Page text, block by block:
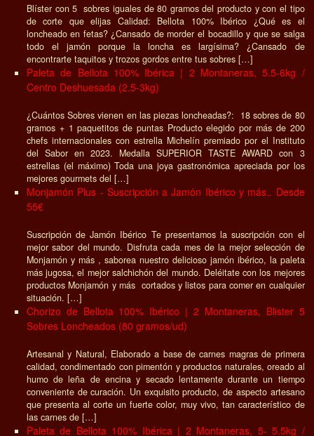
Blíster con 5 sobres iguales de 80 gramos del producto y con el tipo
de corte que elijas Calidad: Bellota 100% Ibérico ¿Qué es el
loncheado en fetas? ¿Cansado de morder el bocadillo y que se salga
todo el jamón porque la loncha es largísima? ¿Cansado de
encontrarte taquitos y trozos gordos entre tus sobres […]
Paleta de Bellota 100% Ibérica | 2 Montaneras, 5.5-6kg /
Centro Deshuesada (2.5-3kg)
¿Cuántos Sobres vienen en las piezas loncheadas?: 18 sobres de 80
gramos + 1 paquetitos de puntas Producto elegido por más de 200
chefs internacionales con estrella Michelín premiado por el Instituto
del Sabor en 2023. Medalla SUPERIOR TASTE AWARD con 3
estrellas (el máximo) Toda una joya gastronómica apreciada por los
mejores gourmets del […]
Monjamón Plus - Suscripción a Jamón Ibérico y más.. Desde
55€
Suscripción de Jamón Ibérico Te presentamos la suscripción con el
mejor sabor del mundo. Disfruta cada mes de la mejor selección de
Monjamón y más , saborea nuestro delicioso jamón ibérico, la paleta
más jugosa, el mejor salchichón del mundo. Deléitate con los mejores
productos Monjamón y más cortados y listos para comer en cualquier
situación. […]
Chorizo de Bellota 100% Ibérico | 2 Montaneras, Blister 5
Sobres Loncheados (80 gramos/ud)
Artesanal y Natural, Elaborado a base de carnes magras de primera
calidad, condimentado con pimentón y productos naturales, oreado al
humo de leña de encina y secado lentamente durante un tiempo
conveniente de curación. Un exquisito producto, de aspecto artesano
que presenta al corte un fuerte color, muy vivo, tan característico de
las carnes de […]
Paleta de Bellota 100% Ibérica | 2 Montaneras, 5- 5.5kg /